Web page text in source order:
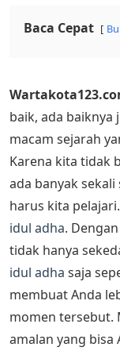
Baca Cepat
baik, ada baiknya
macam sejarah
Karena kita tidak
ada banyak
harus kita
idul adha.
tidak hanya
idul adha saja
membuat Anda
momen tersebut.
amalan yang bisa